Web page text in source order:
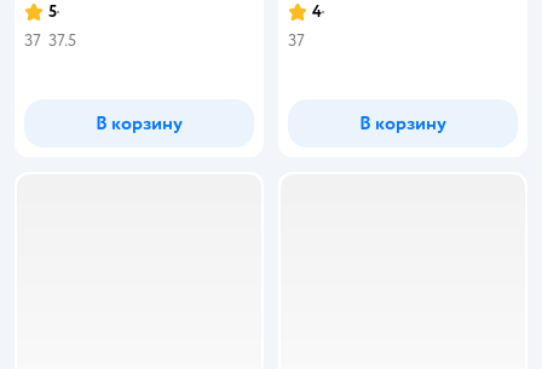
Рейтинг:
5
37 37.5
В корзину
Рейтинг:
4
37
В корзину